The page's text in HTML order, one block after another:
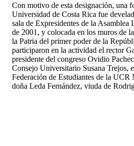
Con motivo de esta designación, una
Universidad de Costa Rica fue
sala de Expresidentes de la
de 2001, y colocada en los muros de
la Patria del primer poder de la
participaron en la actividad el rector
presidente del congreso Ovidio
Consejo Universitario Susana Trejos,
Federación de Estudiantes de la
doña Leda Fernández, viuda de